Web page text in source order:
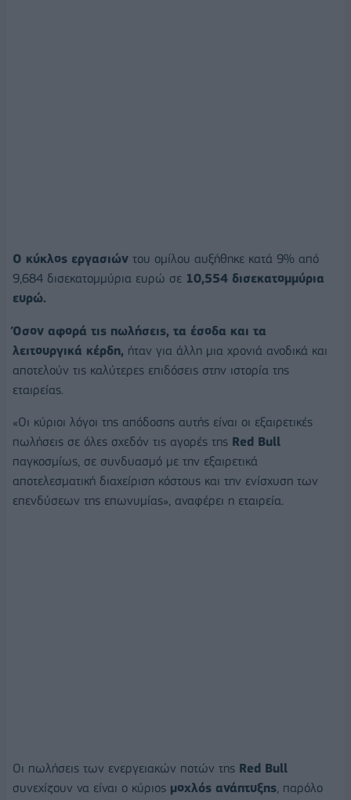
Ο κύκλος εργασιών του ομίλου αυξήθηκε κατά 9% από
9,684 δισεκατομμύρια ευρώ σε 10,554 δισεκατομμύρια
ευρώ.
Όσον αφορά τις πωλήσεις, τα έσοδα και τα
λειτουργικά κέρδη, ήταν για άλλη μια χρονιά ανοδικά και
αποτελούν τις καλύτερες επιδόσεις στην ιστορία της
εταιρείας.
«Οι κύριοι λόγοι της απόδοσης αυτής είναι οι εξαιρετικές
πωλήσεις σε όλες σχεδόν τις αγορές της Red Bull
παγκοσμίως, σε συνδυασμό με την εξαιρετικά
αποτελεσματική διαχείριση κόστους και την ενίσχυση των
επενδύσεων της επωνυμίας», αναφέρει η εταιρεία.
Οι πωλήσεις των ενεργειακών ποτών της Red Bull
συνεχίζουν να είναι ο κύριος μοχλός ανάπτυξης, παρόλο